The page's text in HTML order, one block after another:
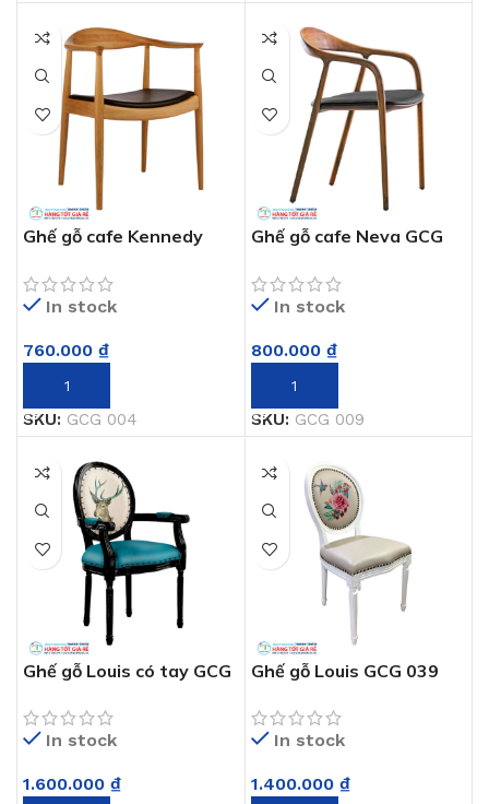
Ghế gỗ cafe Kennedy
In stock
760.000 ₫
THÊM VÀO GIỎ HÀNG
SKU: GCG 004
Ghế gỗ cafe Neva GCG
In stock
800.000 ₫
THÊM VÀO GIỎ HÀNG
SKU: GCG 009
Ghế gỗ Louis có tay GCG
In stock
1.600.000 ₫
Ghế gỗ Louis GCG 039
In stock
1.400.000 ₫